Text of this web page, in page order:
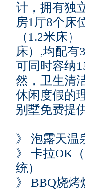
计，拥有独
房1厅8个床
（1.2米床
床）,均配有
可同时容纳
然，卫生清
休闲度假的
别墅免费提
》 泡露天温
》 卡拉OK
统）
》 BBQ烧